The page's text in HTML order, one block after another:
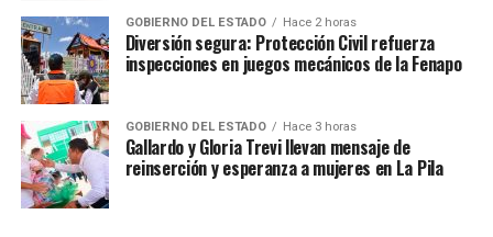
Con estas acciones, el Ejército y Fuerza Aérea Mexicanos
refrenda su compromiso con las familias mexicanas de
velar y salvaguardar en todo momento su bienestar,
coadyuvando con el Plan de Paz y Seguridad 2018-2024
y la Estrategia Nacional para Combatir y Prevenir las
Adicciones implementada por el Gobierno de la
República, de manera pronta y oportuna, llevándose a
cabo con un irrestricto respeto a los Derechos Humanos
GOBIERNO DEL ESTADO Hace 2 horas
Diversión segura: Protección Civil refuerza
inspecciones en juegos mecánicos de la Fenapo
GOBIERNO DEL ESTADO Hace 3 horas
Gallardo y Gloria Trevi llevan mensaje de
reinserción y esperanza a mujeres en La Pila